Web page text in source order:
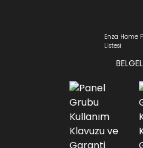
Enza Home
Listesi